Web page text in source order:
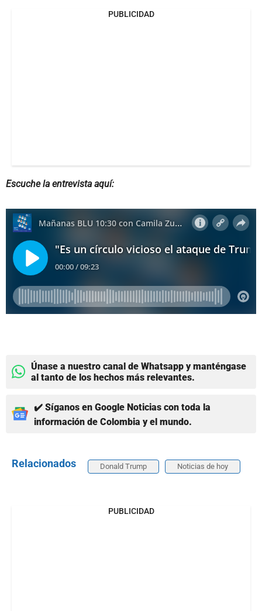
PUBLICIDAD
Escuche la entrevista aquí:
Únase a nuestro canal de Whatsapp y manténgase
al tanto de los hechos más relevantes.
✔️ Síganos en Google Noticias con toda la
información de Colombia y el mundo.
Relacionados Donald Trump Noticias de hoy
PUBLICIDAD